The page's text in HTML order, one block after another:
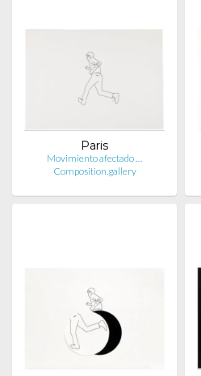
Paris
Movimiento afectado …
Composition.gallery